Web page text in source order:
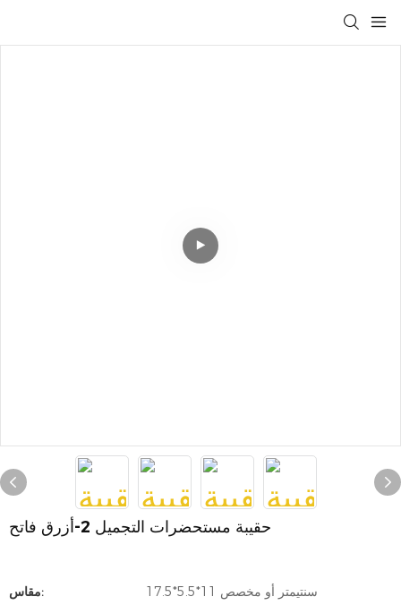
حقيبة مستحضرات التجميل 2-أزرق فاتح
مقاس:
17.5*5.5*11 سنتيمتر أو مخصص